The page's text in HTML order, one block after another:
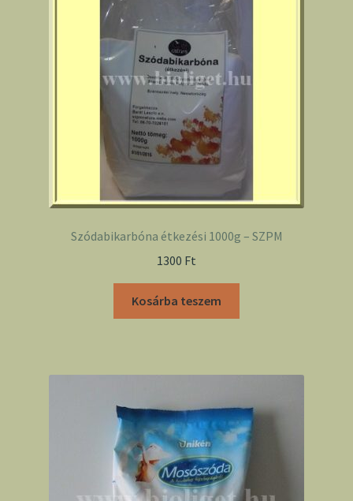
Szódabikarbóna étkezési 1000g – SZPM
1300 Ft
Kosárba teszem